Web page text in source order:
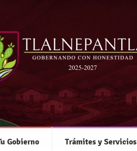
Gobierno Trámites y Servicios
Transparencia